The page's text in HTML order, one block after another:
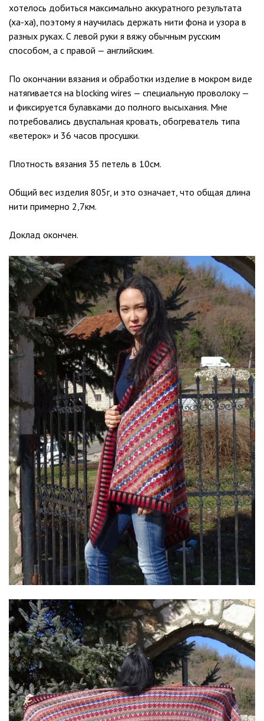
хотелось добиться максимально аккуратного результата
(ха-ха), поэтому я научилась держать нити фона и узора в
разных руках. С левой руки я вяжу обычным русским
способом, а с правой — английским.
По окончании вязания и обработки изделие в мокром виде
натягивается на blocking wires — специальную проволоку —
и фиксируется булавками до полного высыхания. Мне
потребовались двуспальная кровать, обогреватель типа
«ветерок» и 36 часов просушки.
Плотность вязания 35 петель в 10см.
Общий вес изделия 805г, и это означает, что общая длина
нити примерно 2,7км.
Доклад окончен.